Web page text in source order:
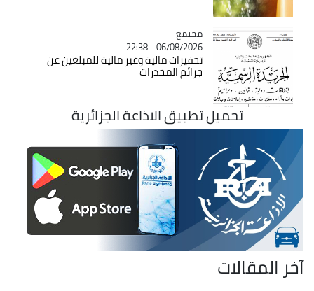
Catégorie
مجتمع
06/08/2026 - 22:38
تحفيزات مالية وغير مالية للمبلغين عن
جرائم المخدرات
تحميل تطبيق الاذاعة الجزائرية
آخر المقالات